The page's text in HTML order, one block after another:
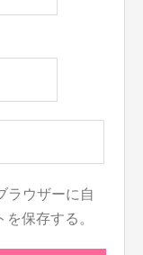
ラウザーに自
保存する。